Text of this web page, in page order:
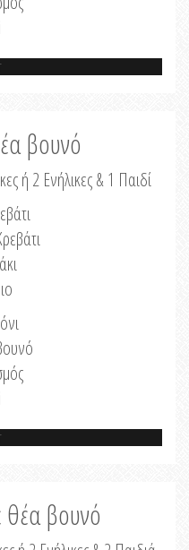
βουνό
ή 2 Ενήλικες & 1 Παιδί
θέα βουνό